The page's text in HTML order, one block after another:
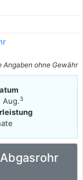
Angaben ohne Gewähr
Aug.3